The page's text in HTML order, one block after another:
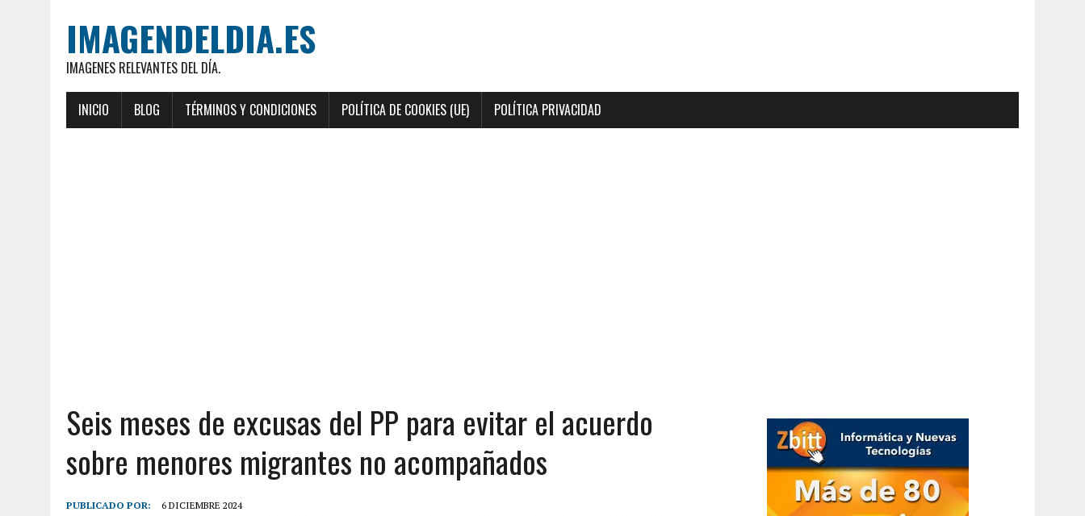
IMAGENDELDIA.ES
IMAGENES RELEVANTES DEL DÍA.
INICIO BLOG TÉRMINOS Y CONDICIONES POLÍTICA DE COOKIES (UE) POLÍTICA PRIVACIDAD
Seis meses de excusas del PP para evitar el acuerdo
sobre menores migrantes no acompañados
PUBLICADO POR: 6 DICIEMBRE 2024